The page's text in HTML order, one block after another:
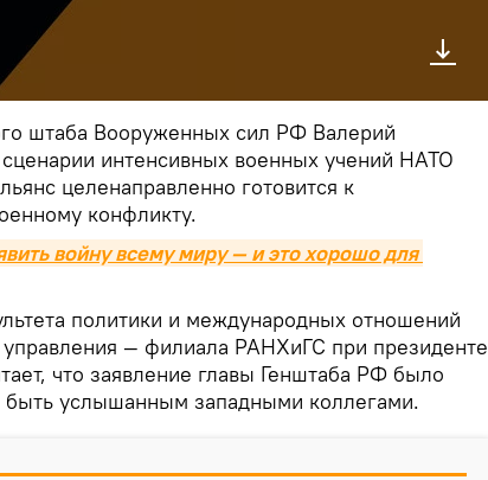
штаба Вооруженных сил РФ Валерий
сценарии интенсивных военных учений НАТО
целенаправленно готовится к
конфликту.
войну всему миру — и это хорошо для
политики и международных отношений
управления — филиала РАНХиГС при президенте
что заявление главы Генштаба РФ было
быть услышанным западными коллегами.